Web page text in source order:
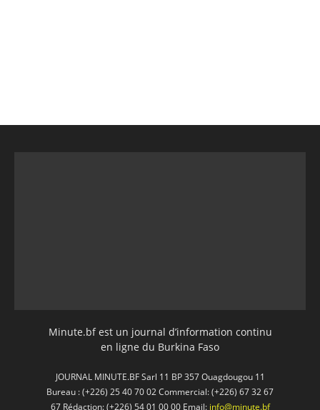
Minute.bf est un journal d’information continu
en ligne du Burkina Faso
JOURNAL MINUTE.BF Sarl 11 BP 357 Ouagdougou 11
Bureau : (+226) 25 40 70 02 Commercial: (+226) 67 32 67
67 Rédaction: (+226) 54 01 00 00 Email: info@minute.bf